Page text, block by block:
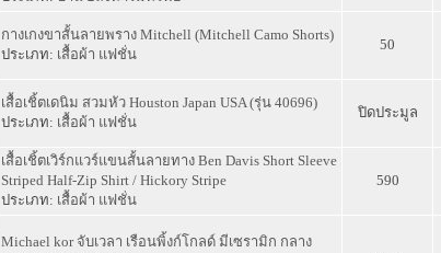
กางเกงขาสั้นลายพราง Mitchell (Mitchell Camo Shorts)
ประเภท: เสื้อผ้า แฟชั่น
50
เสื้อเชิ้ตเดนิม สวมหัว Houston Japan USA (รุ่น 40696)
ประเภท: เสื้อผ้า แฟชั่น
ปิดประมูล
เสื้อเชิ้ตเวิร์กแวร์แขนสั้นลายทาง Ben Davis Short Sleeve
Striped Half-Zip Shirt / Hickory Stripe
ประเภท: เสื้อผ้า แฟชั่น
590
Michael kor จับเวลา เรือนพิ้งก์โกลด์ มีเซรามิก กลาง